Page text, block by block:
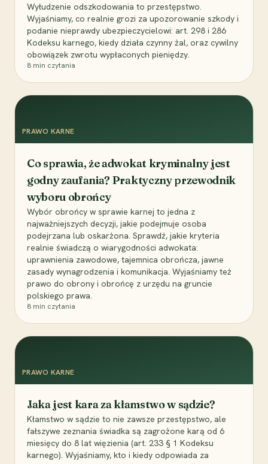
Wyłudzenie odszkodowania to przestępstwo.
Wyjaśniamy, co realnie grozi za upozorowanie szkody i
podanie nieprawdy ubezpieczycielowi: art. 298 i 286
Kodeksu karnego, kiedy działa czynny żal, oraz cywilny
obowiązek zwrotu wypłaconych pieniędzy.
8 min czytania
PRAWO KARNE
Co sprawia, że adwokat kryminalny jest
godny zaufania? Praktyczny przewodnik
wyboru obrońcy
Wybór obrońcy w sprawie karnej to jedna z
najważniejszych decyzji, jakie podejmuje osoba
podejrzana lub oskarżona. Sprawdź, jakie kryteria
realnie świadczą o wiarygodności adwokata:
uprawnienia zawodowe, tajemnica obrończa, jawne
zasady wynagrodzenia i komunikacja. Wyjaśniamy też
prawo do obrony i obrońcę z urzędu na gruncie
polskiego prawa.
8 min czytania
PRAWO KARNE
Jaka jest kara za kłamstwo w sądzie?
Kłamstwo w sądzie to nie zawsze przestępstwo, ale
fałszywe zeznania świadka są zagrożone karą od 6
miesięcy do 8 lat więzienia (art. 233 § 1 Kodeksu
karnego). Wyjaśniamy, kto i kiedy odpowiada za